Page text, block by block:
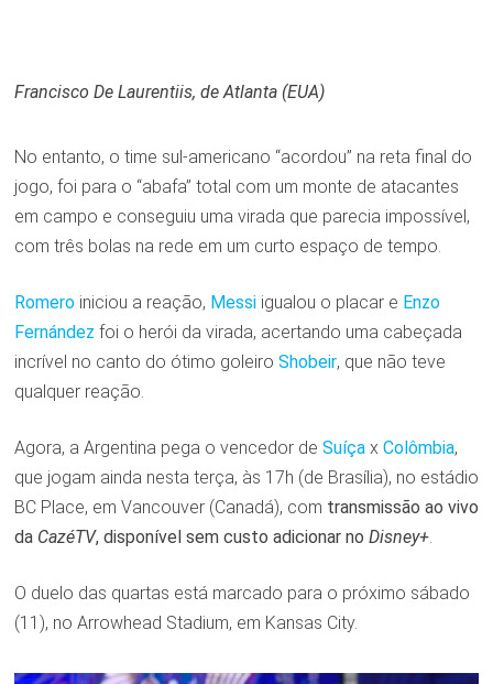
Francisco De Laurentiis, de Atlanta (EUA)
No entanto, o time sul-americano “acordou” na reta final do
jogo, foi para o “abafa” total com um monte de atacantes
em campo e conseguiu uma virada que parecia impossível,
com três bolas na rede em um curto espaço de tempo.
Romeroiniciou a reação, Messiigualou o placar e Enzo
Fernández foi o herói da virada, acertando uma cabeçada
incrível no canto do ótimo goleiro Shobeir, que não teve
qualquer reação.
Agora, a Argentina pega o vencedor de Suíçax Colômbia,
que jogam ainda nesta terça, às 17h (de Brasília), no estádio
BC Place, em Vancouver (Canadá), com transmissão ao vivo
da CazéTV, disponível sem custo adicionar no Disney+.
O duelo das quartas está marcado para o próximo sábado
(11), no Arrowhead Stadium, em Kansas City.